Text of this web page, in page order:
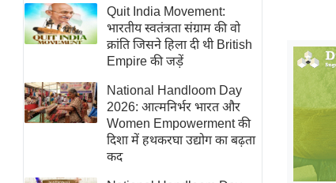
Hindi
Videos
IPL
2026
ई-पेपर
मिसाल बेमिसाल
शख्सियत
यंग इंडिया
Quit India Movement:
भारतीय स्वतंत्रता संग्राम की वो
क्रांति जिसने हिला दी थी British
Empire की जड़ें
National Handloom Day
2026: आत्मनिर्भर भारत और
Women Empowerment की
दिशा में हथकरघा उद्योग का बढ़ता
कद